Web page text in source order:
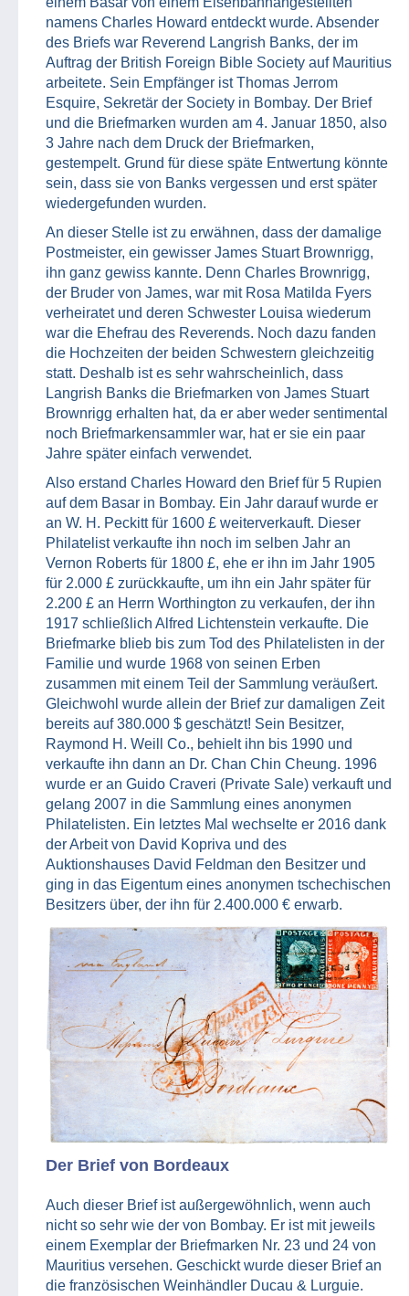
namens Charles Howard entdeckt wurde. Absender
des Briefs war Reverend Langrish Banks, der im
Auftrag der British Foreign Bible Society auf Mauritius
arbeitete. Sein Empfänger ist Thomas Jerrom
Esquire, Sekretär der Society in Bombay. Der Brief
und die Briefmarken wurden am 4. Januar 1850, also
3 Jahre nach dem Druck der Briefmarken,
gestempelt. Grund für diese späte Entwertung könnte
sein, dass sie von Banks vergessen und erst später
wiedergefunden wurden.
An dieser Stelle ist zu erwähnen, dass der damalige
Postmeister, ein gewisser James Stuart Brownrigg,
ihn ganz gewiss kannte. Denn Charles Brownrigg,
der Bruder von James, war mit Rosa Matilda Fyers
verheiratet und deren Schwester Louisa wiederum
war die Ehefrau des Reverends. Noch dazu fanden
die Hochzeiten der beiden Schwestern gleichzeitig
statt. Deshalb ist es sehr wahrscheinlich, dass
Langrish Banks die Briefmarken von James Stuart
Brownrigg erhalten hat, da er aber weder sentimental
noch Briefmarkensammler war, hat er sie ein paar
Jahre später einfach verwendet.
Also erstand Charles Howard den Brief für 5 Rupien
auf dem Basar in Bombay. Ein Jahr darauf wurde er
an W. H. Peckitt für 1600 £ weiterverkauft. Dieser
Philatelist verkaufte ihn noch im selben Jahr an
Vernon Roberts für 1800 £, ehe er ihn im Jahr 1905
für 2.000 £ zurückkaufte, um ihn ein Jahr später für
2.200 £ an Herrn Worthington zu verkaufen, der ihn
1917 schließlich Alfred Lichtenstein verkaufte. Die
Briefmarke blieb bis zum Tod des Philatelisten in der
Familie und wurde 1968 von seinen Erben
zusammen mit einem Teil der Sammlung veräußert.
Gleichwohl wurde allein der Brief zur damaligen Zeit
bereits auf 380.000 $ geschätzt! Sein Besitzer,
Raymond H. Weill Co., behielt ihn bis 1990 und
verkaufte ihn dann an Dr. Chan Chin Cheung. 1996
wurde er an Guido Craveri (Private Sale) verkauft und
gelang 2007 in die Sammlung eines anonymen
Philatelisten. Ein letztes Mal wechselte er 2016 dank
der Arbeit von David Kopriva und des
Auktionshauses David Feldman den Besitzer und
ging in das Eigentum eines anonymen tschechischen
Besitzers über, der ihn für 2.400.000 € erwarb.
Der Brief von Bordeaux
Auch dieser Brief ist außergewöhnlich, wenn auch
nicht so sehr wie der von Bombay. Er ist mit jeweils
einem Exemplar der Briefmarken Nr. 23 und 24 von
Mauritius versehen. Geschickt wurde dieser Brief an
die französischen Weinhändler Ducau & Lurguie.